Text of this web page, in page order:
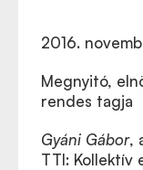
2016.
Megnyitó,
rendes tagja
Gyáni Gábor,
TTI: Kollektív